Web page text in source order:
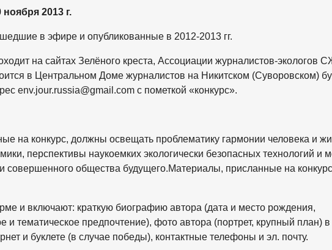
ноября 2013 г.
в эфире и опубликованные в 2012-2013 гг.
на сайтах Зелёного креста, Ассоциации журналистов-экологов
в Центральном Доме журналистов на Никитском (Суворовском)
env.jour.russia@gmail.com с пометкой «конкурс».
на конкурс, должны освещать проблематику гармонии человека и
перспективы наукоемких экологически безопасных технологий и
совершенного общества будущего.Материалы, присланные на
и включают: краткую биографию автора (дата и место рождения,
тематическое предпочтение), фото автора (портрет, крупный план) в
и буклете (в случае победы), контактные телефоны и эл. почту.